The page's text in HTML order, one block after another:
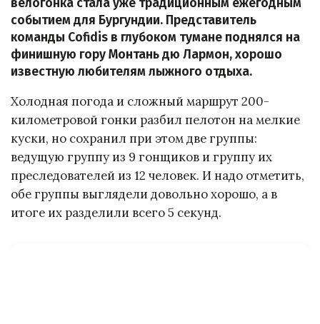
событием для Бургундии. Представитель
команды Cofidis в глубоком тумане поднялся на
финишную гору Монтань дю Лармон, хорошо
известную любителям лыжного отдыха.
Холодная погода и сложный маршрут 200-
километровой гонки разбил пелотон на мелкие
куски, но сохранил при этом две группы:
ведущую группу из 9 гонщиков и группу их
преследователей из 12 человек. И надо отметить,
обе группы выглядели довольно хорошо, а в
итоге их разделили всего 5 секунд.